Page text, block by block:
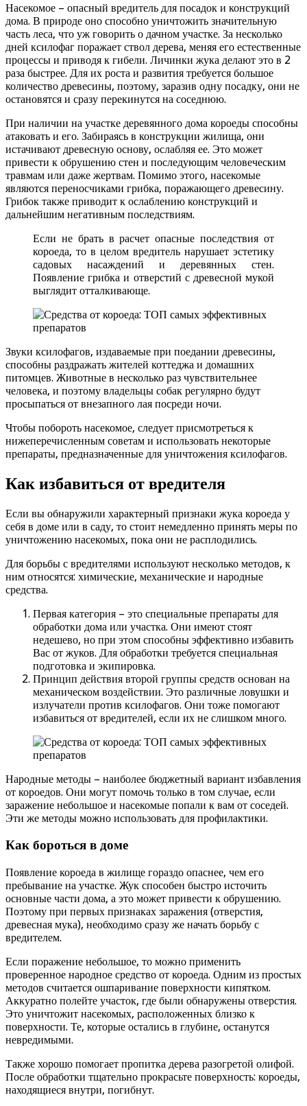
Насекомое – опасный вредитель для посадок и конструкций
дома. В природе оно способно уничтожить значительную
часть леса, что уж говорить о дачном участке. За несколько
дней ксилофаг поражает ствол дерева, меняя его естественные
процессы и приводя к гибели. Личинки жука делают это в 2
раза быстрее. Для их роста и развития требуется большое
количество древесины, поэтому, заразив одну посадку, они не
остановятся и сразу перекинутся на соседнюю.
При наличии на участке деревянного дома короеды способны
атаковать и его. Забираясь в конструкции жилища, они
истачивают древесную основу, ослабляя ее. Это может
привести к обрушению стен и последующим человеческим
травмам или даже жертвам. Помимо этого, насекомые
являются переносчиками грибка, поражающего древесину.
Грибок также приводит к ослаблению конструкций и
дальнейшим негативным последствиям.
Если не брать в расчет опасные последствия от
короеда, то в целом вредитель нарушает эстетику
садовых насаждений и деревянных стен.
Появление грибка и отверстий с древесной мукой
выглядит отталкивающе.
Звуки ксилофагов, издаваемые при поедании древесины,
способны раздражать жителей коттеджа и домашних
питомцев. Животные в несколько раз чувствительнее
человека, и поэтому владельцы собак регулярно будут
просыпаться от внезапного лая посреди ночи.
Чтобы побороть насекомое, следует присмотреться к
нижеперечисленным советам и использовать некоторые
препараты, предназначенные для уничтожения ксилофагов.
Как избавиться от вредителя
Если вы обнаружили характерный признаки жука короеда у
себя в доме или в саду, то стоит немедленно принять меры по
уничтожению насекомых, пока они не расплодились.
Для борьбы с вредителями используют несколько методов, к
ним относятся: химические, механические и народные
средства.
Первая категория – это специальные препараты для
обработки дома или участка. Они имеют стоят
недешево, но при этом способны эффективно избавить
Вас от жуков. Для обработки требуется специальная
подготовка и экипировка.
Принцип действия второй группы средств основан на
механическом воздействии. Это различные ловушки и
излучатели против ксилофагов. Они тоже помогают
избавиться от вредителей, если их не слишком много.
Народные методы – наиболее бюджетный вариант избавления
от короедов. Они могут помочь только в том случае, если
заражение небольшое и насекомые попали к вам от соседей.
Эти же методы можно использовать для профилактики.
Как бороться в доме
Появление короеда в жилище гораздо опаснее, чем его
пребывание на участке. Жук способен быстро источить
основные части дома, а это может привести к обрушению.
Поэтому при первых признаках заражения (отверстия,
древесная мука), необходимо сразу же начать борьбу с
вредителем.
Если поражение небольшое, то можно применить
проверенное народное средство от короеда. Одним из простых
методов считается ошпаривание поверхности кипятком.
Аккуратно полейте участок, где были обнаружены отверстия.
Это уничтожит насекомых, расположенных близко к
поверхности. Те, которые остались в глубине, останутся
невредимыми.
Также хорошо помогает пропитка дерева разогретой олифой.
После обработки тщательно прокрасьте поверхность: короеды,
находящиеся внутри, погибнут.